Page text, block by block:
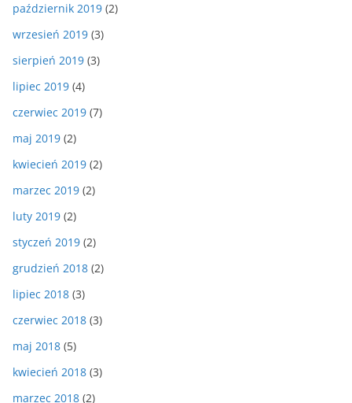
październik 2019 (2)
wrzesień 2019 (3)
sierpień 2019 (3)
lipiec 2019 (4)
czerwiec 2019 (7)
maj 2019 (2)
kwiecień 2019 (2)
marzec 2019 (2)
luty 2019 (2)
styczeń 2019 (2)
grudzień 2018 (2)
lipiec 2018 (3)
czerwiec 2018 (3)
maj 2018 (5)
kwiecień 2018 (3)
marzec 2018 (2)